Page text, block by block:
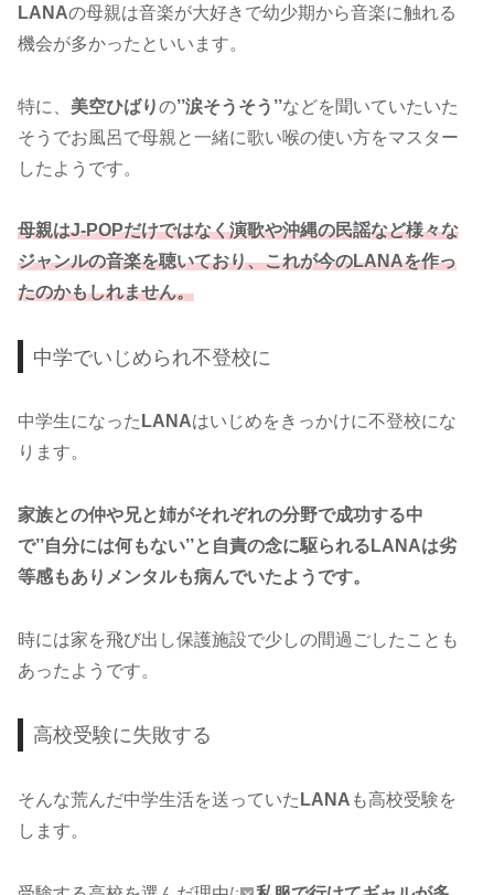
LANAの母親は音楽が大好きで幼少期から音楽に触れる
機会が多かったといいます。
特に、 美空ひばりの’’涙そうそう’’などを聞いていたいた
そうでお風呂で母親と一緒に歌い喉の使い方をマスター
したようです。
母親はJ-POPだけではなく演歌や沖縄の民謡など様々な
ジャンルの音楽を聴いており、これが今のLANAを作っ
たのかもしれません。
中学でいじめられ不登校に
中学生になった LANAはいじめをきっかけに不登校にな
ります。
家族との仲や兄と姉がそれぞれの分野で成功する中
で’’自分には何もない’’と自責の念に駆られるLANAは劣
等感もありメンタルも病んでいたようです。
時には家を飛び出し保護施設で少しの間過ごしたことも
あったようです。
高校受験に失敗する
そんな荒んだ中学生活を送っていた LANA も高校受験を
します。